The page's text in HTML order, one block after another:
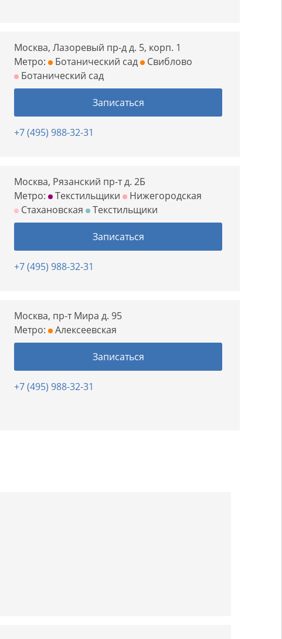
Москва, Лазоревый пр-д д. 5, корп. 1
Метро:
Ботанический сад
Свиблово
Ботанический сад
Записаться
+7 (495) 988-32-31
Москва, Рязанский пр-т д. 2Б
Метро:
Текстильщики
Нижегородская
Стахановская
Текстильщики
Записаться
+7 (495) 988-32-31
Москва, пр-т Мира д. 95
Метро:
Алексеевская
Записаться
+7 (495) 988-32-31